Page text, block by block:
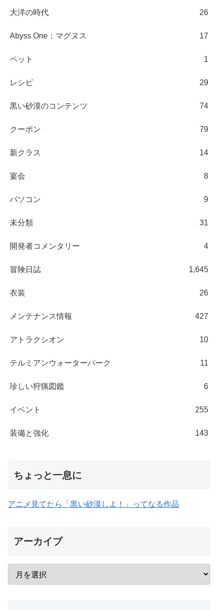
大洋の時代 26
Abyss One：マグヌス 17
ペット 1
レシピ 29
黒い砂漠のコンテンツ 74
クーポン 79
新クラス 14
宴会 8
パソコン 9
未分類 31
開発者コメンタリー 4
冒険日誌 1,645
衣装 26
メンテナンス情報 427
アトラクシオン 10
テルミアンウォーターパーク 11
珍しい狩猟図鑑 6
イベント 255
装備と強化 143
ちょっと一息に
アニメ見てたら「黒い砂漠しよ！」ってなる作品
アーカイブ